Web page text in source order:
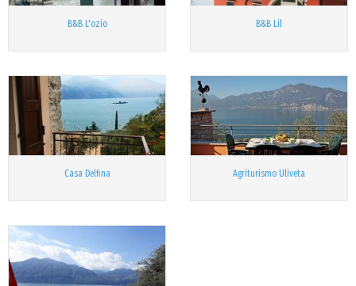
B&B L'ozio B&B Lil
Casa Delfina Agriturismo Uliveta